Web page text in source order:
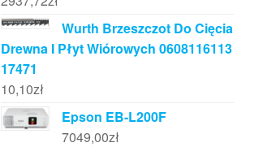
Wurth Brzeszczot Do Cięcia
Drewna I Płyt Wiórowych 0608116113
17471
10,10zł
Epson EB-L200F
7049,00zł